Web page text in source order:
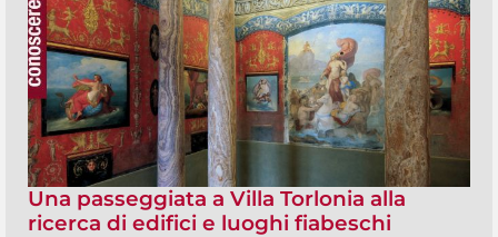
Una passeggiata a Villa Torlonia alla
ricerca di edifici e luoghi fiabeschi